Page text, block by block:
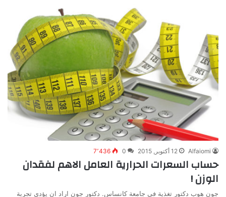
Alfaiomi 12 أكتوبر, 2015 0 7٬436
حساب السعرات الحرارية العامل الاهم لفقدان
الوزن !
جون هوب دكتور تغذية في جامعة كانساس. دكتور جون اراد ان يؤدي تجربة